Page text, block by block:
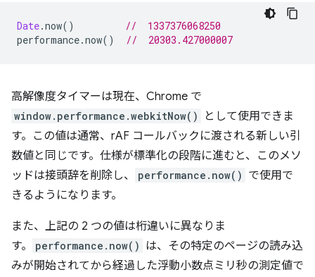
Date.now()
//  1337376068250
performance.now() //  20303.427000007
高解像度タイマーは現在、Chrome で
window.performance.webkitNow()
として使用できま
す。この値は通常、rAF コールバックに渡される新しい引
数値と同じです。仕様が標準化の段階に進むと、このメソ
ッドは接頭辞を削除し、
performance.now() で使用で
きるようになります。
また、上記の 2 つの値は桁違いに異なりま
す。
performance.now() は、その特定のページの読み込
みが開始されてから経過した浮動小数点ミリ秒の測定値で